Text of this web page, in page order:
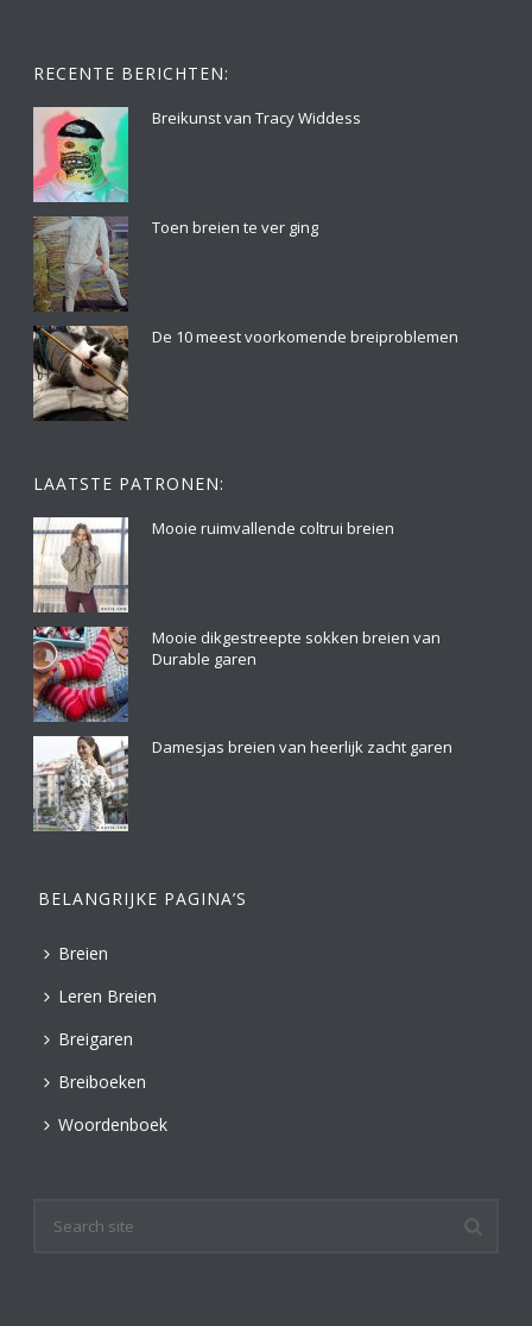
RECENTE BERICHTEN:
Breikunst van Tracy Widdess
Toen breien te ver ging
De 10 meest voorkomende breiproblemen
LAATSTE PATRONEN:
Mooie ruimvallende coltrui breien
Mooie dikgestreepte sokken breien van
Durable garen
Damesjas breien van heerlijk zacht garen
BELANGRIJKE PAGINA’S
Breien
Leren Breien
Breigaren
Breiboeken
Woordenboek